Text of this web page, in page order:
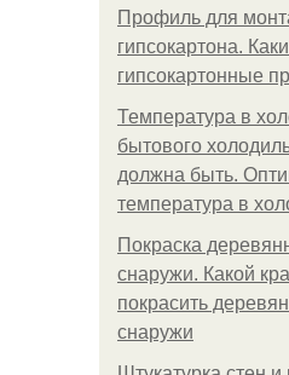
Профиль для
гипсокартона.
гипсокартонные
Температура в
бытового
должна быть.
температура в
Покраска
снаружи. Какой
покрасить
снаружи